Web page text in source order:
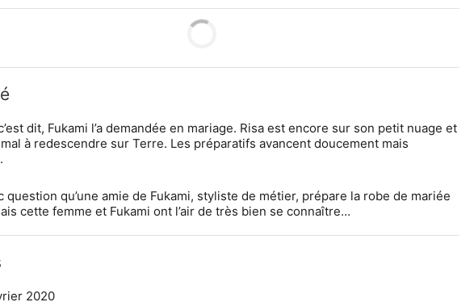
dit, Fukami l’a demandée en mariage. Risa est encore sur son petit nuage et
à redescendre sur Terre. Les préparatifs avancent doucement mais
question qu’une amie de Fukami, styliste de métier, prépare la robe de mariée
cette femme et Fukami ont l’air de très bien se connaître…
2020